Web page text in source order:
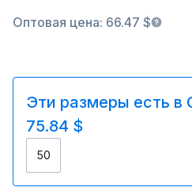
Оптовая цена: 66.47 $
Эти размеры есть в
75.84 $
50